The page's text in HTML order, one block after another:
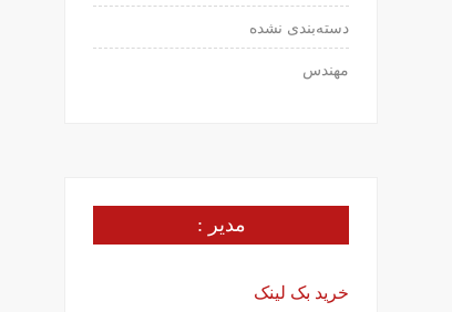
دسته‌بندی نشده
مهندس
مدیر :
خرید بک لینک